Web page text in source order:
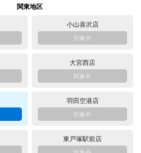
関東地区
小山喜沢店
大宮西店
羽田空港店
東戸塚駅前店